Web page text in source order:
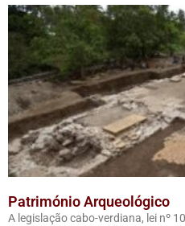
Património Arqueológico
A legislação cabo-verdiana, lei nº